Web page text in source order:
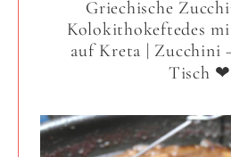
Griechische
Kolokithokeftedes
auf Kreta | Zucchini
Tisch ❤